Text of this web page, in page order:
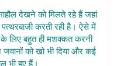
देखने को मिलते रहे हैं जहां
पत्थरबाजी करती रही है। ऐसे में
के लिए बहुत ही मशक्कत करनी
को खो भी दिया और कई
भी हुए हैं।